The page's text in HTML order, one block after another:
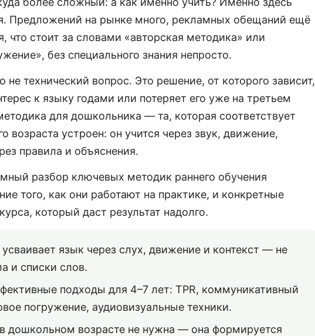
Предложений на рынке много, рекламных обещаний ещё
что стоит за словами «авторская методика» или
без специального знания непросто.
технический вопрос. Это решение, от которого зависит,
к языку годами или потеряет его уже на третьем
для дошкольника — та, которая соответствует
возраста устроен: он учится через звук, движение,
правила и объяснения.
разбор ключевых методик раннего обучения
того, как они работают на практике, и конкретные
который даст результат надолго.
язык через слух, движение и контекст — не
и списки слов.
подходы для 4–7 лет: TPR, коммуникативный
погружение, аудиовизуальные техники.
дошкольном возрасте не нужна — она формируется